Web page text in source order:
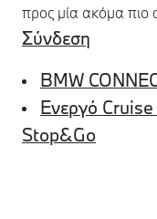
προς μία ακόμα πιο
Σύνδεση
BMW
Ενεργό Cruise
Stop&Go